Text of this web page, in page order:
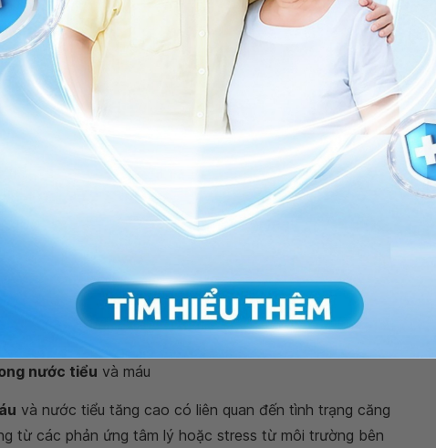
sử dụng làm xét nghiệm catecholamin
nước tiểu và máu
và nước tiểu tăng cao có liên quan đến tình trạng căng
từ các phản ứng tâm lý hoặc stress từ môi trường bên